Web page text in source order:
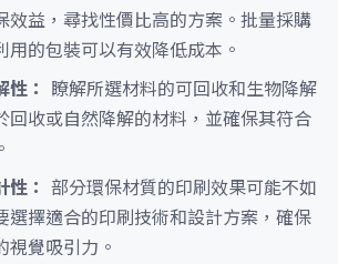
效益，尋找性價比高的方案。批量採購
用的包裝可以有效降低成本。
：
瞭解所選材料的可回收和生物降解
回收或自然降解的材料，並確保其符合
： 部分環保材質的印刷效果可能不如
選擇適合的印刷技術和設計方案，確保
視覺吸引力。